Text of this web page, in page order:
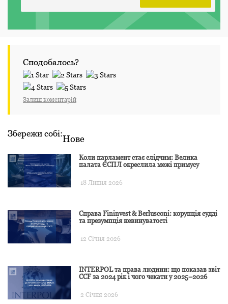
Сподобалось?
Залиш коментарій
Збережи собі:Нове
Коли парламент стає слідчим: Велика
палата ЄСПЛ окреслила межі примусу
18 Липня 2026
Справа Fininvest & Berlusconi: корупція судді
та презумпція невинуватості
12 Січня 2026
INTERPOL та права людини: що показав звіт
CCF за 2024 рік і чого чекати у 2025–2026
2 Січня 2026